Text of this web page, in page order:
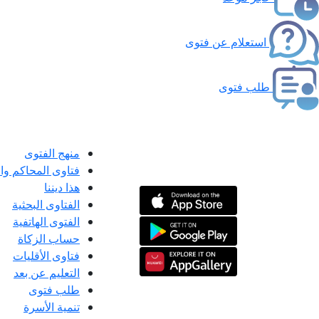
استعلام عن فتوى
طلب فتوى
منهج الفتوى
فتاوى المحاكم
هذا ديننا
الفتاوى البحثية
الفتوى الهاتفية
حساب الزكاة
فتاوى الأقليات
التعليم عن بعد
طلب فتوى
تنمية الأسرة